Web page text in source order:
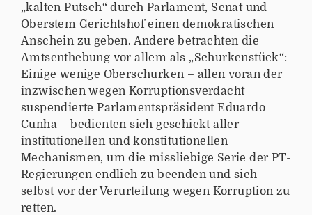
„kalten Putsch“ durch Parlament, Senat und
Oberstem Gerichtshof einen demokratischen
Anschein zu geben. Andere betrachten die
Amtsenthebung vor allem als „Schurkenstück“:
Einige wenige Oberschurken – allen voran der
inzwischen wegen Korruptionsverdacht
suspendierte Parlamentspräsident Eduardo
Cunha – bedienten sich geschickt aller
institutionellen und konstitutionellen
Mechanismen, um die missliebige Serie der PT-
Regierungen endlich zu beenden und sich
selbst vor der Verurteilung wegen Korruption zu
retten.